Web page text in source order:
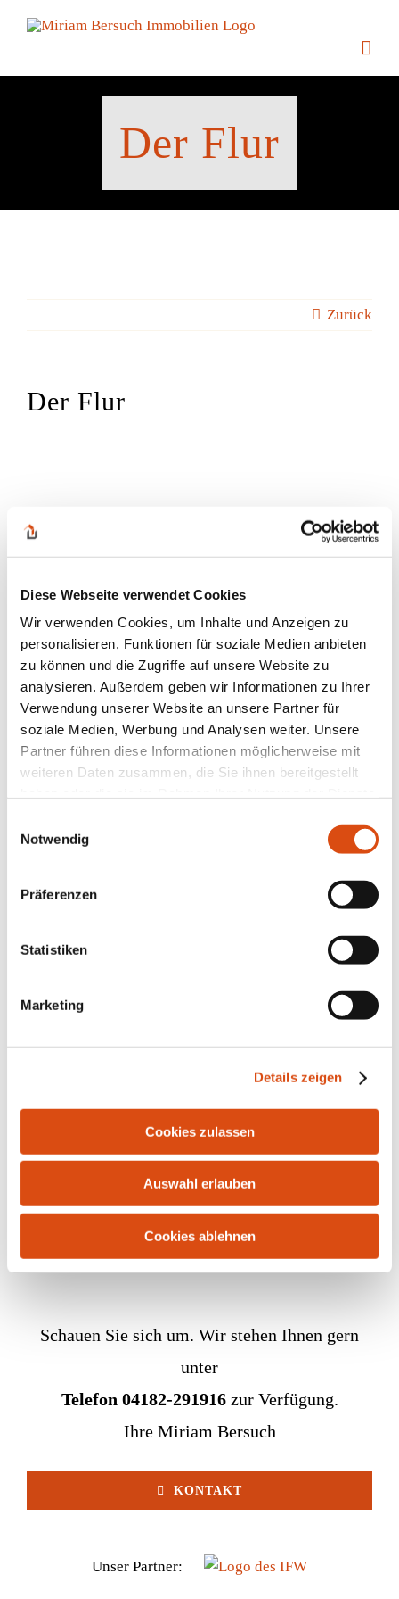
Diese Webseite verwendet Cookies
Wir verwenden Cookies, um Inhalte und Anzeigen zu
personalisieren, Funktionen für soziale Medien anbieten
zu können und die Zugriffe auf unsere Website zu
analysieren. Außerdem geben wir Informationen zu Ihrer
Verwendung unserer Website an unsere Partner für
soziale Medien, Werbung und Analysen weiter. Unsere
Partner führen diese Informationen möglicherweise mit
weiteren Daten zusammen, die Sie ihnen bereitgestellt
Notwendig
Präferenzen
Statistiken
Marketing
Details zeigen
Cookies zulassen
Auswahl erlauben
Cookies ablehnen
Inhalt
Der Flur
Zurück
Der Flur
Bahnhofstr. 10 | 21255 Tostedt | Tel.: 04182-291916 |
immobilien.de
Impressum Datenschutz
Schauen Sie sich um. Wir stehen Ihnen gern
unter
Telefon 04182-291916zur Verfügung.
Ihre Miriam Bersuch
KONTAKT
Unser Partner: